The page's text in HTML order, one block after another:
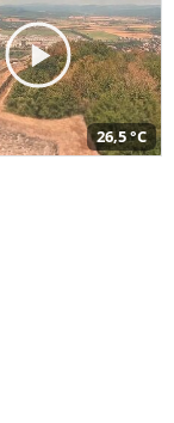
26,5 °C